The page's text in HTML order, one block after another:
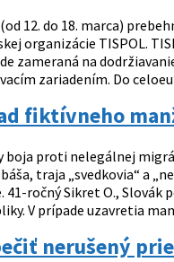
12. do 18. marca)
organizácie TISPOL.
zameraná na
zariadením. Do
fiktívneho
proti nelegálnej
traja „svedkovia“ a
41-ročný Sikret O.,
V prípade uzavretia
nerušený